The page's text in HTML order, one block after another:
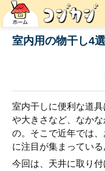
室内用の物干し4
室内干しに便利な道
や大きさなど、なか
の。そこで近年では
に注目が集まっている
今回は、天井に取り